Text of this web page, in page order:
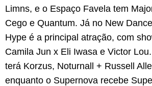
Limns, e o Espaço Favela tem
Cego e Quantum. Já no New
Hype é a principal atração, com
Camila Jun x Eli Iwasa e Victor
terá Korzus, Noturnall + Russell
enquanto o Supernova recebe